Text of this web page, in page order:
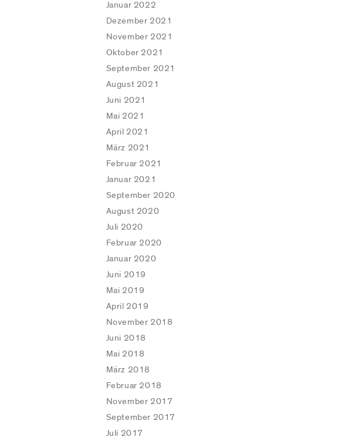
Januar 2022
Dezember 2021
November 2021
Oktober 2021
September 2021
August 2021
Juni 2021
Mai 2021
April 2021
März 2021
Februar 2021
Januar 2021
September 2020
August 2020
Juli 2020
Februar 2020
Januar 2020
Juni 2019
Mai 2019
April 2019
November 2018
Juni 2018
Mai 2018
März 2018
Februar 2018
November 2017
September 2017
Juli 2017